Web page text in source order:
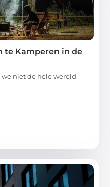
te Kamperen in de
niet de hele wereld